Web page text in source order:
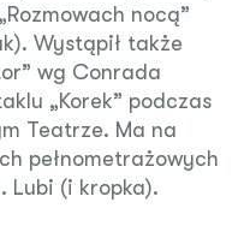
nocą”
Wystąpił także
wg Conrada
„Korek” podczas
Teatrze. Ma na
pełnometrażowych
Lubi (i kropka).